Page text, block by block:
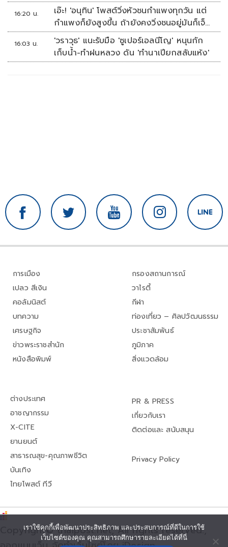
16:20 น.
เอ๊ะ! 'อนุทิน' โพสต์วิ่งหัวชนกำแพงทุกวัน แต่
กำแพงก็ยังสูงขึ้น ถ้ายังคงวิ่งชนอยู่มันก็เจ็บ
หัวอีก
16:03 น.
'วราวุธ' แนะรับมือ 'ซูเปอร์เอลนีโญ' หนุนกัก
เก็บน้ำ-ทำฝนหลวง ดัน 'ทำนาเปียกสลับแห้ง'
การเมือง
เปลว สีเงิน
คอลัมนิสต์
บทความ
เศรษฐกิจ
ข่าวพระราชสำนัก
หนังสือพิมพ์
กรองสถานการณ์
วาไรตี้
กีฬา
ท่องเที่ยว – ศิลปวัฒนธรรม
ประชาสัมพันธ์
ภูมิภาค
สิ่งแวดล้อม
ต่างประเทศ
อาชญากรรม
X-CITE
ยานยนต์
สาธารณสุข-คุณภาพชีวิต
บันเทิง
ไทยโพสต์ ทีวี
PR & PRESS
เกี่ยวกับเรา
ติดต่อและ สนับสนุน
Privacy Policy
Copyright© thaipost.net, All rights reserved.,
เราใช้คุกกี้เพื่อพัฒนาประสิทธิภาพ และประสบการณ์ที่ดีในการใช้
เว็บไซต์ของคุณ คุณสามารถศึกษารายละเอียดได้ที่นี่